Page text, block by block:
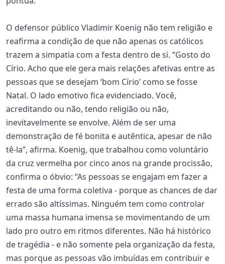
O defensor público Vladimir Koenig não tem religião e
reafirma a condição de que não apenas os católicos
trazem a simpatia com a festa dentro de si. “Gosto do
Círio. Acho que ele gera mais relações afetivas entre as
pessoas que se desejam ‘bom Círio’ como se fosse
Natal. O lado emotivo fica evidenciado. Você,
acreditando ou não, tendo religião ou não,
inevitavelmente se envolve. Além de ser uma
demonstração de fé bonita e autêntica, apesar de não
tê-la”, afirma. Koenig, que trabalhou como voluntário
da cruz vermelha por cinco anos na grande procissão,
confirma o óbvio: “As pessoas se engajam em fazer a
festa de uma forma coletiva - porque as chances de dar
errado são altíssimas. Ninguém tem como controlar
uma massa humana imensa se movimentando de um
lado pro outro em ritmos diferentes. Não há histórico
de tragédia - e não somente pela organização da festa,
mas porque as pessoas vão imbuídas em contribuir e